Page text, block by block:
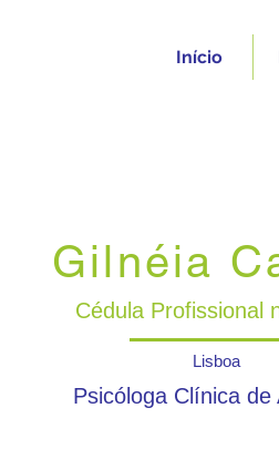
Início
Psicóloga Clínica de
Cédula Profissional
Gilnéia
Lisboa